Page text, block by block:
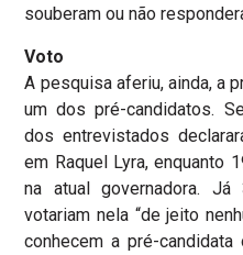
souberam ou não
Voto
A pesquisa aferiu, ainda, a
um dos pré-candidatos.
dos entrevistados
em Raquel Lyra, enquanto
na atual governadora. Já
votariam nela “de jeito
conhecem a pré-